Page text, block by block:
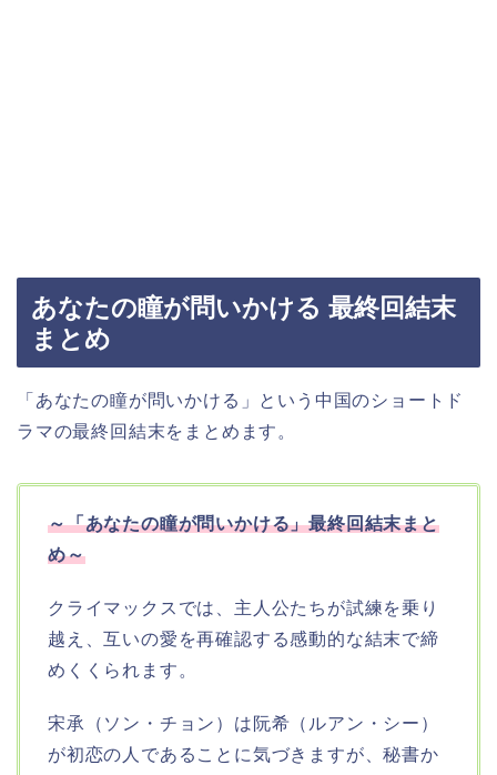
あなたの瞳が問いかける 最終回結末
まとめ
「あなたの瞳が問いかける」という中国のショートド
ラマの最終回結末をまとめます。
～「あなたの瞳が問いかける」最終回結末まと
め～
クライマックスでは、主人公たちが試練を乗り
越え、互いの愛を再確認する感動的な結末で締
めくくられます。
宋承（ソン・チョン）は阮希（ルアン・シー）
が初恋の人であることに気づきますが、秘書か